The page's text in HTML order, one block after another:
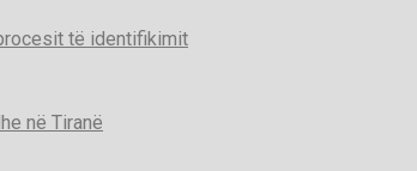
të identifikimit
në Tiranë